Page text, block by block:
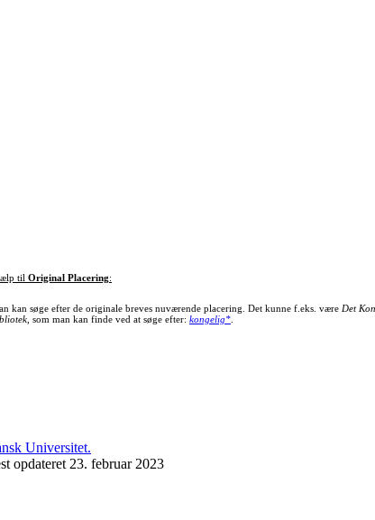
til Original Placering:
kan søge efter de originale breves nuværende placering. Det kunne f.eks. være Det
, som man kan finde ved at søge efter: kongelig*.
opdateret 23. februar 2023